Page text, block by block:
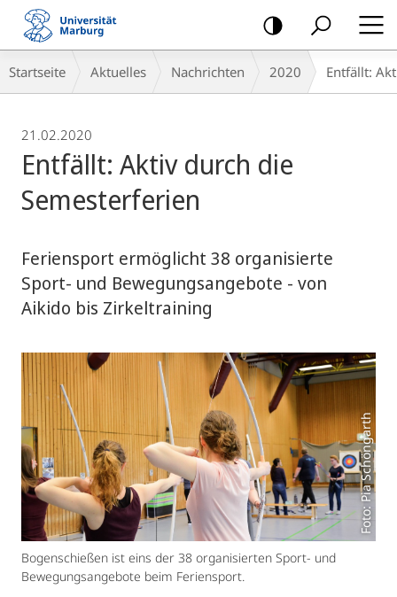
Mobile-
Navigation
Breadcrumb-
Navigation
Startseite Aktuelles Nachrichten 2020 Entfällt:
21.02.2020
Entfällt: Aktiv durch die
Semesterferien
Feriensport ermöglicht 38 organisierte
Sport- und Bewegungsangebote - von
Aikido bis Zirkeltraining
Foto: Pia Schöngarth
Bogenschießen ist eins der 38 organisierten Sport- und
Bewegungsangebote beim Feriensport.